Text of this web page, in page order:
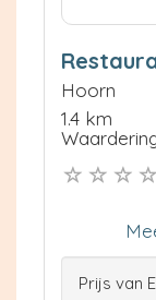
Hoorn
1.4 km
Prijs van